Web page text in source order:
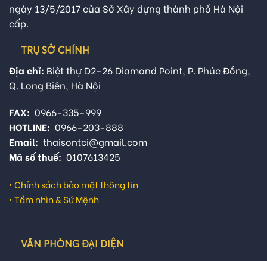
ngày 13/5/2017 của Sở Xây dựng thành phố Hà Nội
cấp.
TRỤ SỞ CHÍNH
Địa chỉ: Biệt thự D2-26 Diamond Point, P. Phúc Đồng,
Q. Long Biên, Hà Nội
FAX: 0966-335-999
HOTLINE: 0966-203-888
Email: thaisontci@gmail.com
Mã số thuế: 0107613425
• Chính sách bảo mật thông tin
• Tầm nhìn & Sứ Mệnh
VĂN PHÒNG ĐẠI DIỆN